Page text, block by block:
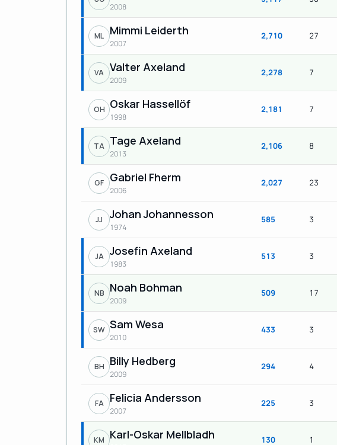
2008
ML Mimmi Leiderth
2007
2,710 27
VA Valter Axeland
2009
2,278 7
OH Oskar Hassellöf
1998
2,181 7
TA Tage Axeland
2013
2,106 8
GF Gabriel Fherm
2006
2,027 23
JJ Johan Johannesson
1974
585 3
JA Josefin Axeland
1983
513 3
NB Noah Bohman
2009
509 17
SW Sam Wesa
2010
433 3
BH Billy Hedberg
2009
294 4
FA Felicia Andersson
2007
225 3
KM Karl-Oskar Mellbladh 130 1